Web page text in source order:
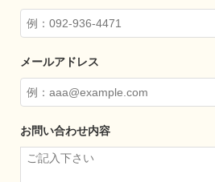
メールアドレス
お問い合わせ内容